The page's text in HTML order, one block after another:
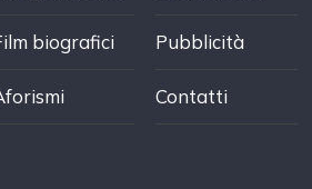
biografici Pubblicità
Contatti